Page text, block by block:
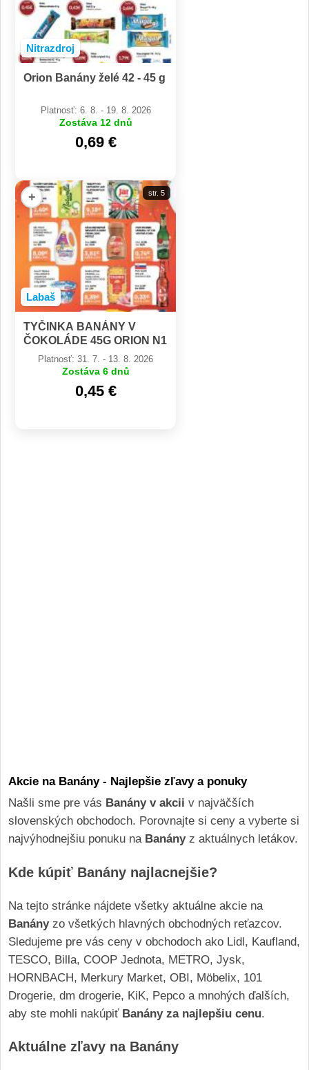
Nitrazdroj
Orion Banány želé 42 - 45 g
Platnosť: 6. 8. - 19. 8. 2026
Zostáva 12 dnů
0,69 €
+
Labaš
str. 5
TYČINKA BANÁNY V
ČOKOLÁDE 45G ORION N1
CZ BEZLEP
Platnosť: 31. 7. - 13. 8. 2026
Zostáva 6 dnů
0,45 €
Akcie na Banány - Najlepšie zľavy a ponuky
Našli sme pre vás Banány v akcii v najväčších
slovenských obchodoch. Porovnajte si ceny a vyberte si
najvýhodnejšiu ponuku na Banányz aktuálnych letákov.
Kde kúpiť Banány najlacnejšie?
Na tejto stránke nájdete všetky aktuálne akcie na
Banányzo všetkých hlavných obchodných reťazcov.
Sledujeme pre vás ceny v obchodoch ako Lidl, Kaufland,
TESCO, Billa, COOP Jednota, METRO, Jysk,
HORNBACH, Merkury Market, OBI, Möbelix, 101
Drogerie, dm drogerie, KiK, Pepco a mnohých ďalších,
aby ste mohli nakúpiť Banány za najlepšiu cenu.
Aktuálne zľavy na Banány